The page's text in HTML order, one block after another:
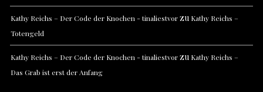
Kathy Reichs – Der Code der Knochen - tinaliestvorzu Kathy Reichs –
Totengeld
Kathy Reichs – Der Code der Knochen - tinaliestvorzu Kathy Reichs –
Das Grab ist erst der Anfang